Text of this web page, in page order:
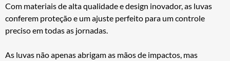
Com materiais de alta qualidade e design inovador, as luvas
conferem proteção e um ajuste perfeito para um controle
preciso em todas as jornadas.
As luvas não apenas abrigam as mãos de impactos, mas